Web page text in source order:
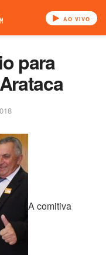
AO VIVO
para
A comitiva